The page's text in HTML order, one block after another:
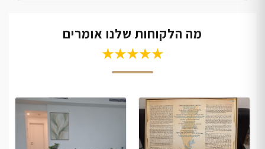
מה הלקוחות שלנו אומרים
★★★★★